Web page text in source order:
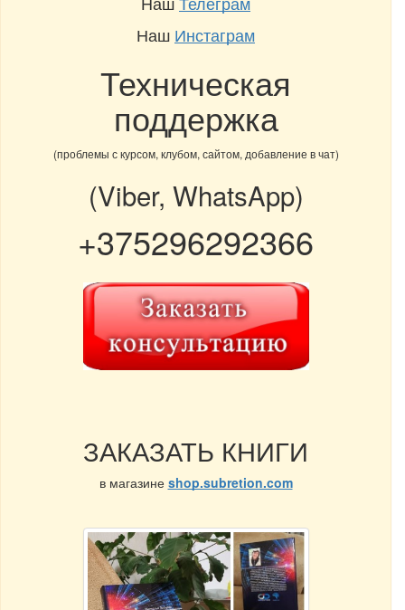
Наш Инстаграм
Техническая
поддержка
(проблемы с курсом, клубом, сайтом, добавление в чат)
(Viber, WhatsApp)
+375296292366
ЗАКАЗАТЬ КНИГИ
в магазине shop.subretion.com